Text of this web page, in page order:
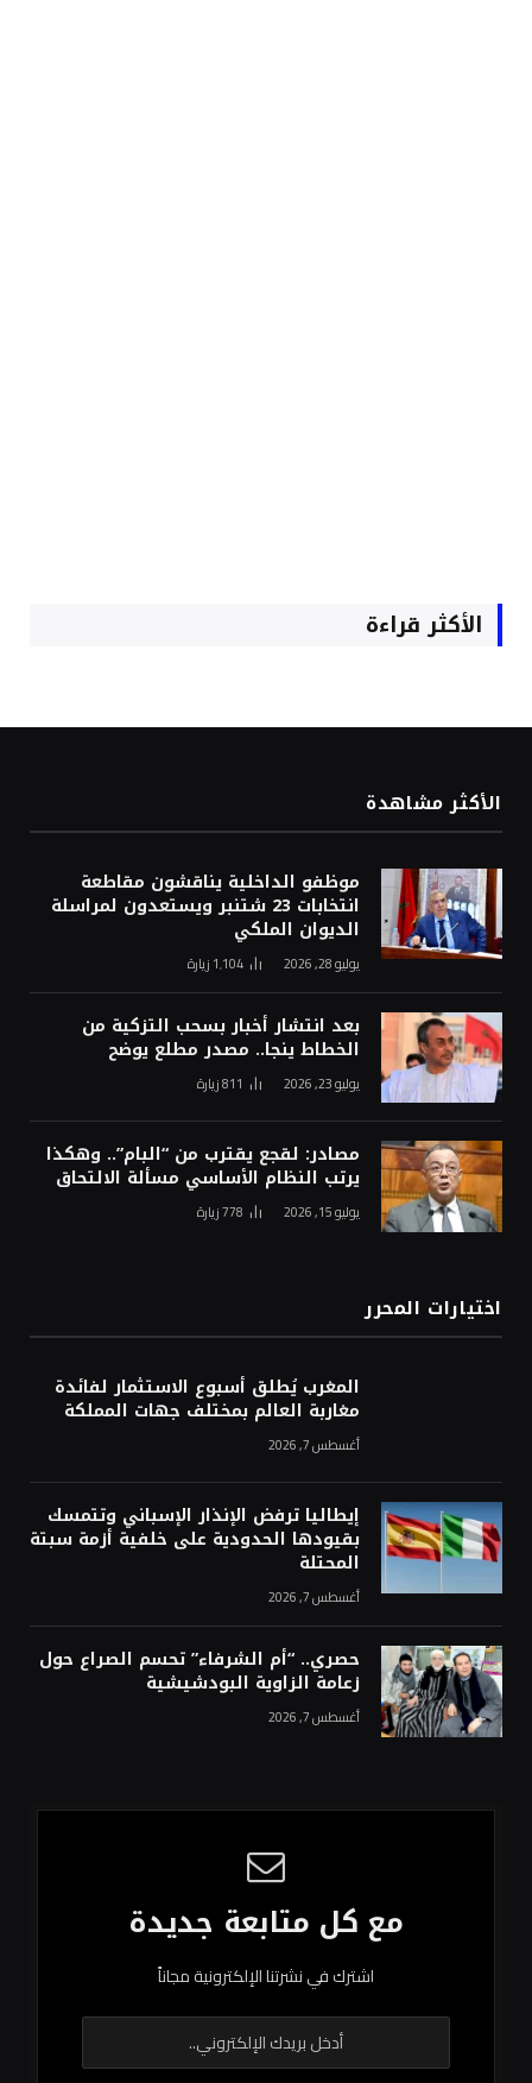
الأكثر قراءة
الأكثر مشاهدة
موظفو الداخلية يناقشون مقاطعة
انتخابات 23 شتنبر ويستعدون لمراسلة
الديوان الملكي
يوليو 28, 2026 1٬104 زيارة
بعد انتشار أخبار بسحب التزكية من
الخطاط ينجا.. مصدر مطلع يوضح
يوليو 23, 2026 811زيارة
مصادر: لقجع يقترب من “البام”.. وهكذا
يرتب النظام الأساسي مسألة الالتحاق
يوليو 15, 2026 778زيارة
اختيارات المحرر
المغرب يُطلق أسبوع الاستثمار لفائدة
مغاربة العالم بمختلف جهات المملكة
أغسطس 7, 2026
إيطاليا ترفض الإنذار الإسباني وتتمسك
بقيودها الحدودية على خلفية أزمة سبتة
المحتلة
أغسطس 7, 2026
حصري.. “أم الشرفاء” تحسم الصراع حول
زعامة الزاوية البودشيشية
أغسطس 7, 2026
مع كل متابعة جديدة
اشترك في نشرتنا الإلكترونية مجاناً